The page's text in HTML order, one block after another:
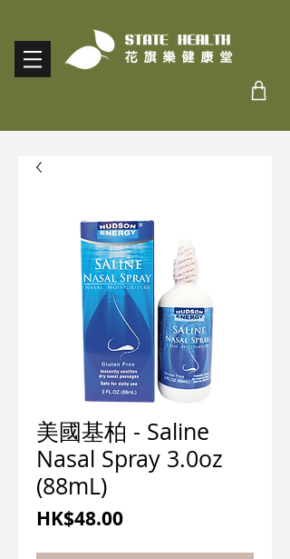
美國基柏 - Saline
Nasal Spray 3.0oz
(88mL)
HK$48.00Price